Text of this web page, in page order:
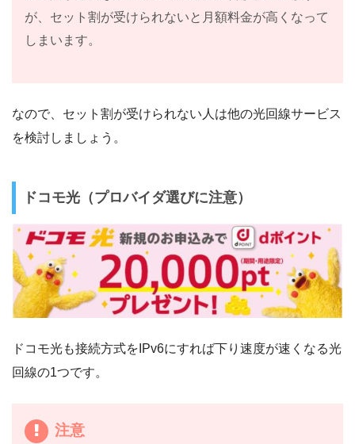
が、セット割が受けられないと月額料金が高くなって
しまいます。
なので、セット割が受けられない人は他の光回線サービス
を検討しましょう。
ドコモ光（プロバイダ選びに注意）
ドコモ光も接続方式をIPv6にすれば下り速度が速くなる光
回線の1つです。
注意